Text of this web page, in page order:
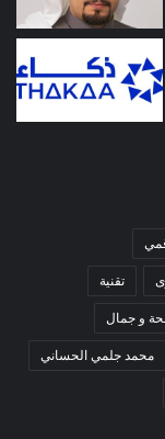
تقنية
و جمال
محمد جلمي الحساني